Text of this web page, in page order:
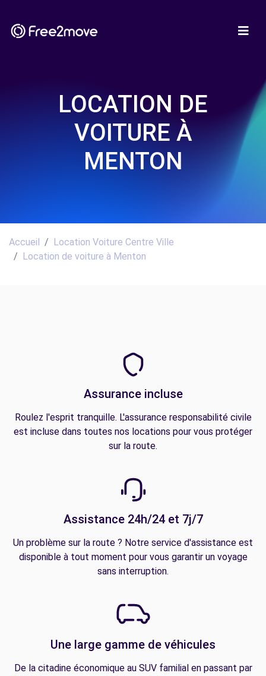
LOCATION DE
VOITURE À
MENTON
Accueil
Location Voiture Centre Ville
Location de voiture à Menton
Assurance incluse
Roulez l'esprit tranquille. L'assurance responsabilité civile
est incluse dans toutes nos locations pour vous protéger
sur la route.
Assistance 24h/24 et 7j/7
Un problème sur la route ? Notre service d'assistance est
disponible à tout moment pour vous garantir un voyage
sans interruption.
Une large gamme de véhicules
De la citadine économique au SUV familial en passant par